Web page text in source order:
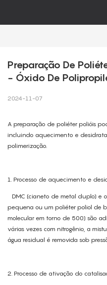
Preparação De
- Óxido De
2024-11-07
A preparação de poliéter polióis
incluindo aquecimento e
polimerização.
1. Processo de aquecimento e
DMC (cianeto de metal duplo) e
pequena ou um poliéter poliol de
molecular em torno de 500) são
várias vezes com nitrogênio, a
água residual é removida sob
2. Processo de ativação do